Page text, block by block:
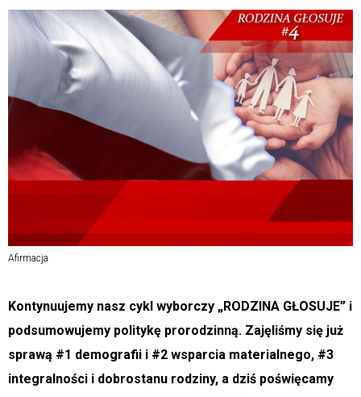
Afirmacja
Kontynuujemy nasz cykl wyborczy „RODZINA GŁOSUJE” i
podsumowujemy politykę prorodzinną. Zajęliśmy się już
sprawą #1 demografii i #2 wsparcia materialnego, #3
integralności i dobrostanu rodziny, a dziś poświęcamy